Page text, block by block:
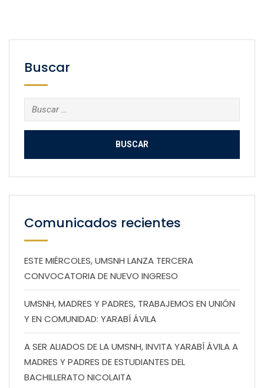
Buscar
Buscar:
Comunicados recientes
ESTE MIÉRCOLES, UMSNH LANZA TERCERA
CONVOCATORIA DE NUEVO INGRESO
UMSNH, MADRES Y PADRES, TRABAJEMOS EN UNIÓN
Y EN COMUNIDAD: YARABÍ ÁVILA
A SER ALIADOS DE LA UMSNH, INVITA YARABÍ ÁVILA A
MADRES Y PADRES DE ESTUDIANTES DEL
BACHILLERATO NICOLAITA